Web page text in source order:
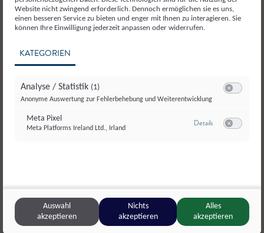
© Motzenhof
Website nicht zwingend erforderlich. Dennoch ermöglichen sie es uns,
einen besseren Service zu bieten und enger mit Ihnen zu interagieren. Sie
können Ihre Einwilligung jederzeit anpassen oder widerrufen.
KATEGORIEN
Analyse / Statistik (1)
Anonyme Auswertung zur Fehlerbehebung und Weiterentwicklung
Meta Pixel
Meta Platforms Ireland Ltd., Irland
Detailszu Meta Pixel
Auswahl
akzeptieren
Nichts
akzeptieren
Alles
akzeptieren